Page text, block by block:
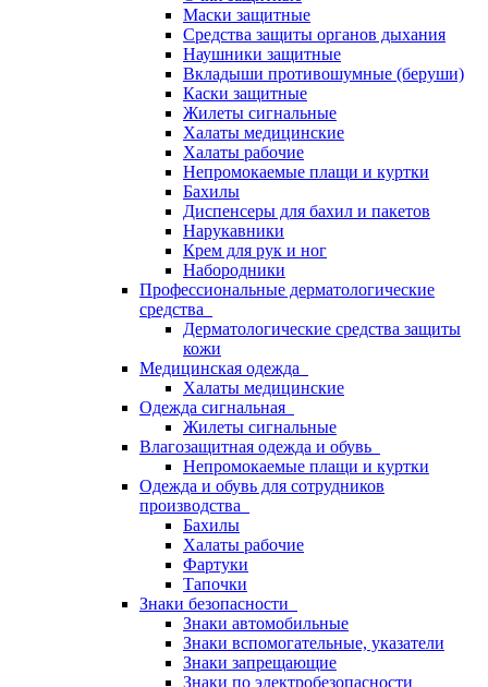
Маски защитные
Средства защиты органов дыхания
Наушники защитные
Вкладыши противошумные (беруши)
Каски защитные
Жилеты сигнальные
Халаты медицинские
Халаты рабочие
Непромокаемые плащи и куртки
Бахилы
Диспенсеры для бахил и пакетов
Нарукавники
Крем для рук и ног
Набородники
Профессиональные дерматологические
средства
Дерматологические средства защиты
кожи
Медицинская одежда
Халаты медицинские
Одежда сигнальная
Жилеты сигнальные
Влагозащитная одежда и обувь
Непромокаемые плащи и куртки
Одежда и обувь для сотрудников
производства
Бахилы
Халаты рабочие
Фартуки
Тапочки
Знаки безопасности
Знаки автомобильные
Знаки вспомогательные, указатели
Знаки запрещающие
Знаки по электробезопасности